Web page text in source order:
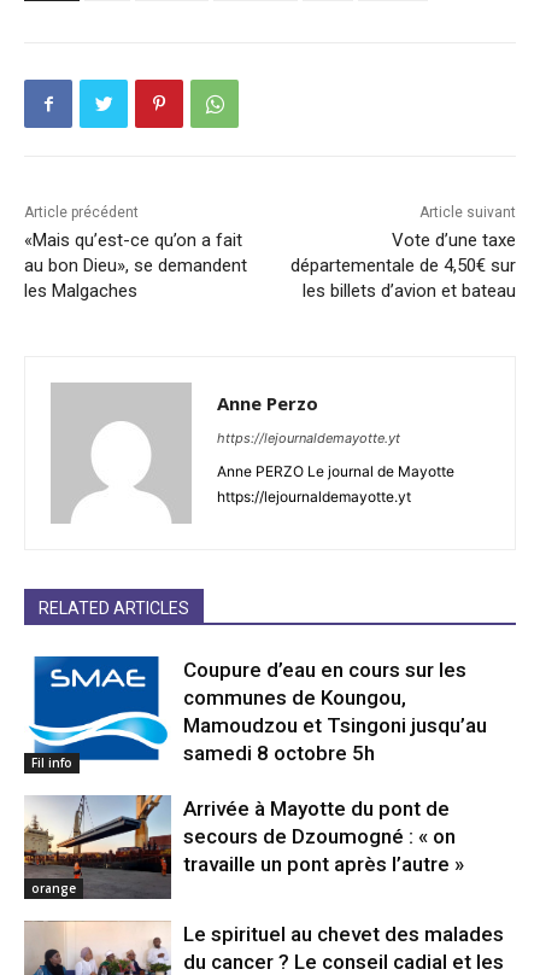
Article précédent
«Mais qu’est-ce qu’on a fait
au bon Dieu», se demandent
les Malgaches
Article suivant
Vote d’une taxe
départementale de 4,50€ sur
les billets d’avion et bateau
Anne Perzo
https://lejournaldemayotte.yt
Anne PERZO Le journal de Mayotte
https://lejournaldemayotte.yt
RELATED ARTICLES
Fil info
Coupure d’eau en cours sur les
communes de Koungou,
Mamoudzou et Tsingoni jusqu’au
samedi 8 octobre 5h
orange
Arrivée à Mayotte du pont de
secours de Dzoumogné : « on
travaille un pont après l’autre »
Le spirituel au chevet des malades
du cancer ? Le conseil cadial et les